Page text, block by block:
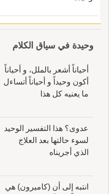
وحيدة في سياق الكلام
أحياناً أشعر بالملل، و أحياناً
أكون وحيداً و أحياناً أتساءل
ما يعنيه كل هذا
عدوى؟ هذا التفسير الوحيد
لسوء حالتها بعد العلاج
الذي أجريناه
انتبه إلى أن (كاميرون) هي